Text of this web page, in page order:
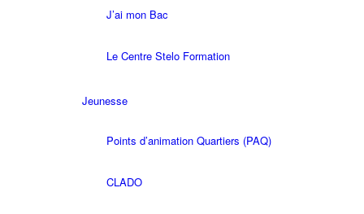
J’ai mon Bac
Le Centre Stelo Formation
Jeunesse
Points d’animation Quartiers (PAQ)
CLADO